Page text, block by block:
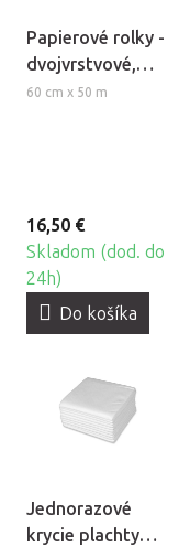
Papierové rolky -
dvojvrstvové,
perforované 60,
60 cm x 50 m
16,50 €
Skladom (dod. do
24h)
Do košíka
Jednorazové
krycie plachty